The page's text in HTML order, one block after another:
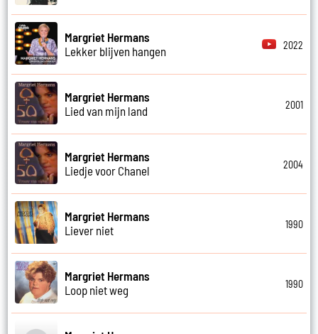
Margriet Hermans
Lekker blijven hangen
2022
Margriet Hermans
Lied van mijn land
2001
Margriet Hermans
Liedje voor Chanel
2004
Margriet Hermans
Liever niet
1990
Margriet Hermans
Loop niet weg
1990